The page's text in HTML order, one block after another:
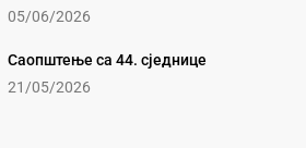
05/06/2026
Саопштење са 44. сједнице
21/05/2026